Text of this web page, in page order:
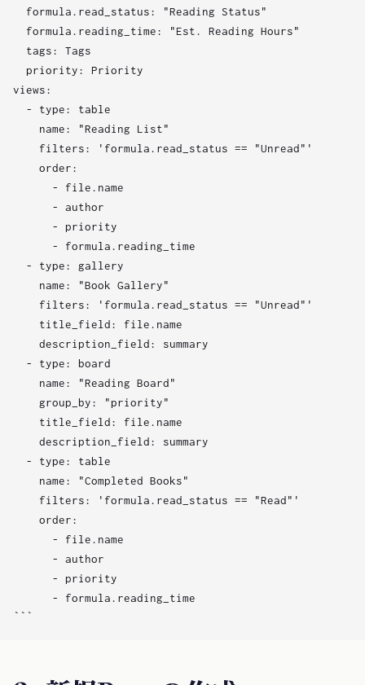
  formula.read_status: "Reading Status"
  formula.reading_time: "Est. Reading Hours"
  tags: Tags
  priority: Priority
views:
  - type: table
    name: "Reading List"
    filters: 'formula.read_status == "Unread"'
    order:
      - file.name
      - author
      - priority
      - formula.reading_time
  - type: gallery
    name: "Book Gallery"
    filters: 'formula.read_status == "Unread"'
    title_field: file.name
    description_field: summary
  - type: board
    name: "Reading Board"
    group_by: "priority"
    title_field: file.name
    description_field: summary
  - type: table
    name: "Completed Books"
    filters: 'formula.read_status == "Read"'
    order:
      - file.name
      - author
      - priority
      - formula.reading_time